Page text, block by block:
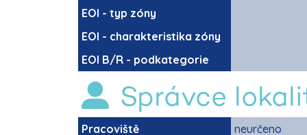
EOI - typ zóny
EOI - charakteristika zóny
EOI B/R - podkategorie
Správce
Pracoviště neurčeno